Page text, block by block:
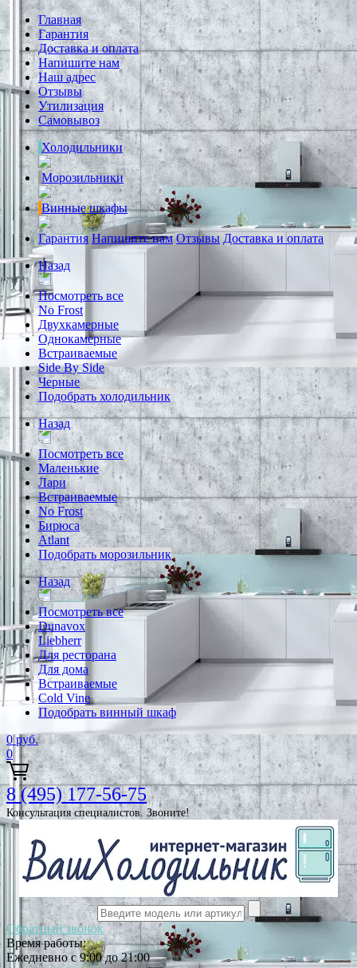
Главная
Гарантия
Доставка и оплата
Напишите нам
Наш адрес
Отзывы
Утилизация
Самовывоз
Холодильники
Морозильники
Винные шкафы
Гарантия Напишите нам Отзывы Доставка и оплата
Назад
Посмотреть все
No Frost
Двухкамерные
Однокамерные
Встраиваемые
Side By Side
Черные
Подобрать холодильник
Назад
Посмотреть все
Маленькие
Лари
Встраиваемые
No Frost
Бирюса
Atlant
Подобрать морозильник
Назад
Посмотреть все
Dunavox
Liebherr
Для ресторана
Для дома
Встраиваемые
Cold Vine
Подобрать винный шкаф
0 руб.
0
8 (495) 177-56-75
Консультация специалистов. Звоните!
Обратный звонок
Время работы:
Ежедневно с 9:00 до 21:00